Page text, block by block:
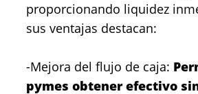
proporcionando liquidez
sus ventajas destacan:
-Mejora del flujo de caja:
pymes obtener efectivo